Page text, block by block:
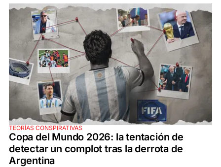
TEORÍAS CONSPIRATIVAS
Copa del Mundo 2026: la tentación de
detectar un complot tras la derrota de
Argentina